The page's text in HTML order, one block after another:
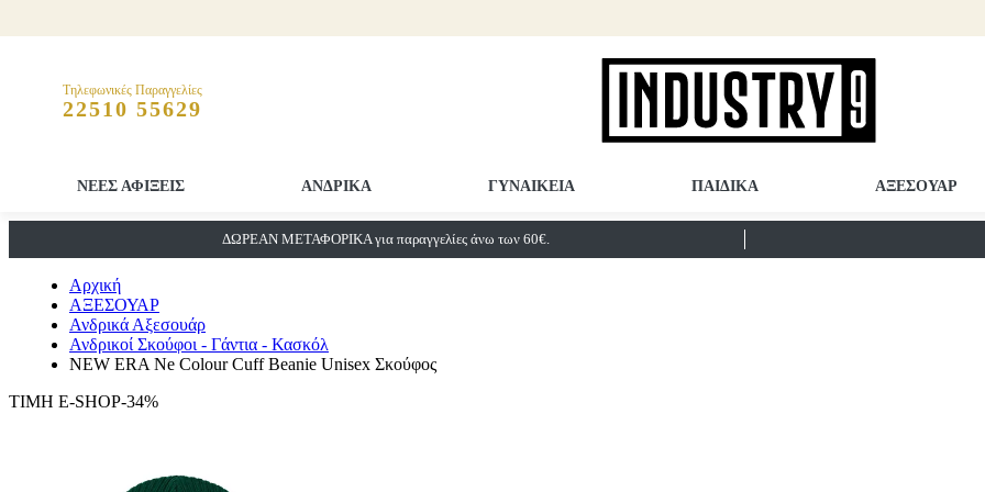
Τηλεφωνικές Παραγγελίες
22510 55629
ΝΕΕΣ ΑΦΙΞΕΙΣ ΑΝΔΡΙΚΑ ΓΥΝΑΙΚΕΙΑ ΠΑΙΔΙΚΑ ΑΞΕΣΟΥΑΡ
ΔΩΡΕΑΝ ΜΕΤΑΦΟΡΙΚΑ για παραγγελίες άνω των 60€.
Αρχική
ΑΞΕΣΟΥΑΡ
Ανδρικά Αξεσουάρ
Ανδρικοί Σκούφοι - Γάντια - Κασκόλ
NEW ERA Ne Colour Cuff Beanie Unisex Σκούφος
ΤΙΜΗ E-SHOP-34%